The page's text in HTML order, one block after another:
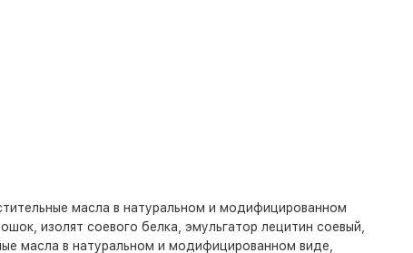
масла в натуральном и модифицированном
изолят соевого белка, эмульгатор лецитин соевый,
масла в натуральном и модифицированном виде,